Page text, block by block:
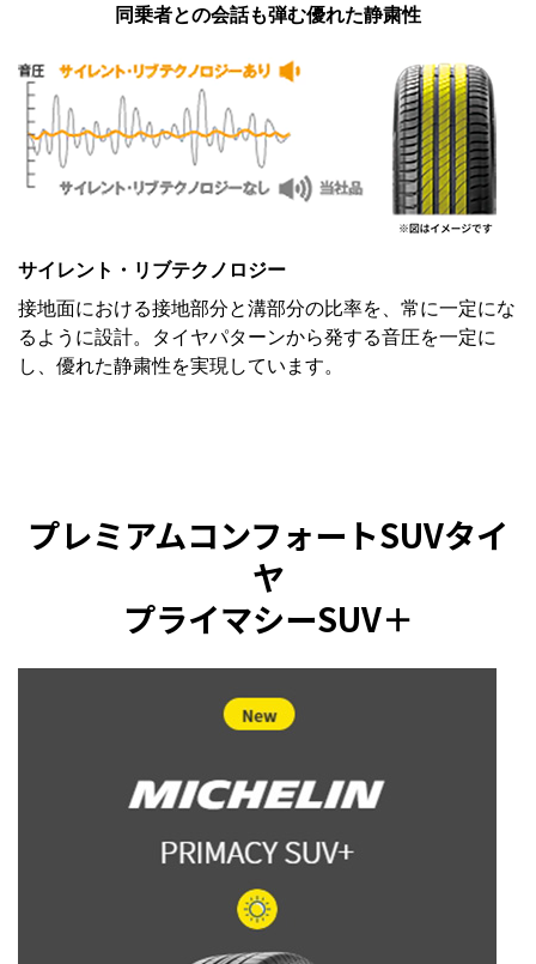
同乗者との会話も弾む優れた静粛性
サイレント・リブテクノロジー
接地面における接地部分と溝部分の比率を、常に一定にな
るように設計。タイヤパターンから発する音圧を一定に
し、優れた静粛性を実現しています。
プレミアムコンフォートSUVタイ
ヤ
プライマシーSUV＋